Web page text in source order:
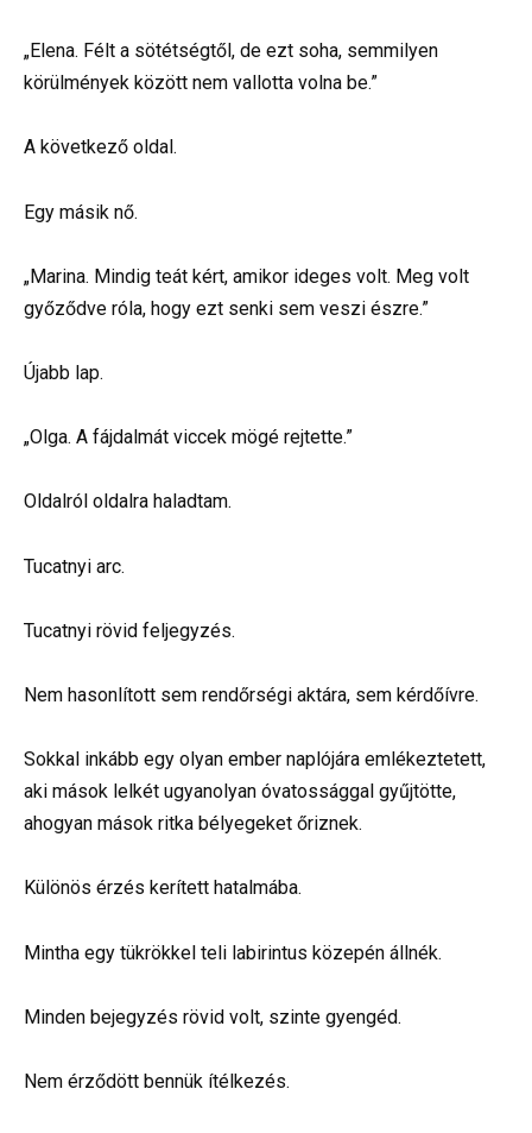
„Elena. Félt a sötétségtől, de ezt soha, semmilyen
körülmények között nem vallotta volna be.”
A következő oldal.
Egy másik nő.
„Marina. Mindig teát kért, amikor ideges volt. Meg volt
győződve róla, hogy ezt senki sem veszi észre.”
Újabb lap.
„Olga. A fájdalmát viccek mögé rejtette.”
Oldalról oldalra haladtam.
Tucatnyi arc.
Tucatnyi rövid feljegyzés.
Nem hasonlított sem rendőrségi aktára, sem kérdőívre.
Sokkal inkább egy olyan ember naplójára emlékeztetett,
aki mások lelkét ugyanolyan óvatossággal gyűjtötte,
ahogyan mások ritka bélyegeket őriznek.
Különös érzés kerített hatalmába.
Mintha egy tükrökkel teli labirintus közepén állnék.
Minden bejegyzés rövid volt, szinte gyengéd.
Nem érződött bennük ítélkezés.